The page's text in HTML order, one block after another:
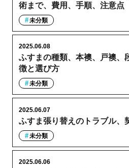
術まで、費用、手順、注意点
未分類
ふすまの種類、本襖、戸襖、
徴と選び方
2025.06.08
未分類
ふすま張り替えのトラブル、
2025.06.07
未分類
2025.06.06